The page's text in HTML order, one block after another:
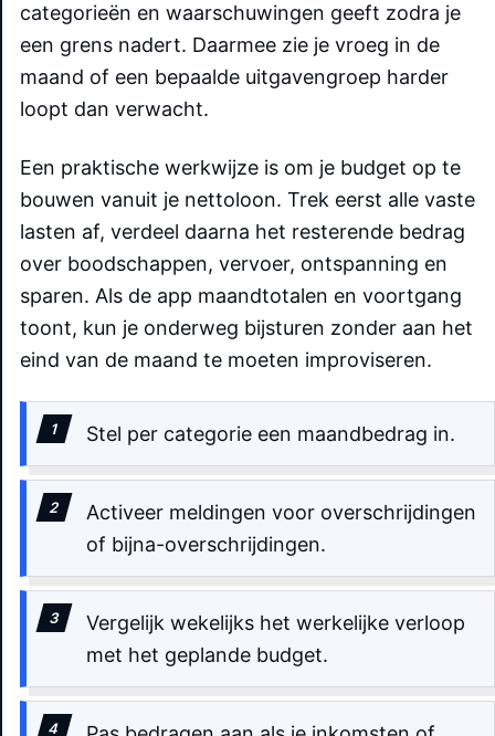
categorieën en waarschuwingen geeft zodra je
een grens nadert. Daarmee zie je vroeg in de
maand of een bepaalde uitgavengroep harder
loopt dan verwacht.
Een praktische werkwijze is om je budget op te
bouwen vanuit je nettoloon. Trek eerst alle vaste
lasten af, verdeel daarna het resterende bedrag
over boodschappen, vervoer, ontspanning en
sparen. Als de app maandtotalen en voortgang
toont, kun je onderweg bijsturen zonder aan het
eind van de maand te moeten improviseren.
Stel per categorie een maandbedrag in.
Activeer meldingen voor overschrijdingen
of bijna-overschrijdingen.
Vergelijk wekelijks het werkelijke verloop
met het geplande budget.